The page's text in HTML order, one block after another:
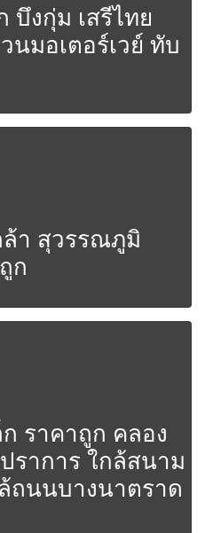
บึงกุ่ม เสรีไทย
นมอเตอร์เวย์ ทับ
ล้า สุวรรณภูมิ
ก
ราคาถูก คลอง
ราการ ใกล้สนาม
นนบางนาตราด